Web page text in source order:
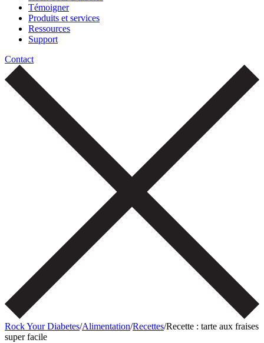
Témoigner
Produits et services
Ressources
Support
Contact
Rock Your Diabetes/Alimentation/Recettes/Recette : tarte aux fraises
super facile